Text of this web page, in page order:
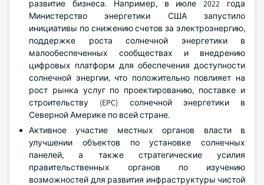
развитие бизнеса. Например, в июле 2022 года
Министерство энергетики США запустило
инициативы по снижению счетов за электроэнергию,
поддержке роста солнечной энергетики в
малообеспеченных сообществах и внедрению
цифровых платформ для обеспечения доступности
солнечной энергии, что положительно повлияет на
рост рынка услуг по проектированию, поставке и
строительству (EPC) солнечной энергетики в
Северной Америке по всей стране.
Активное участие местных органов власти в
улучшении объектов по установке солнечных
панелей, а также стратегические усилия
правительственных органов по изучению
возможностей для развития инфраструктуры чистой